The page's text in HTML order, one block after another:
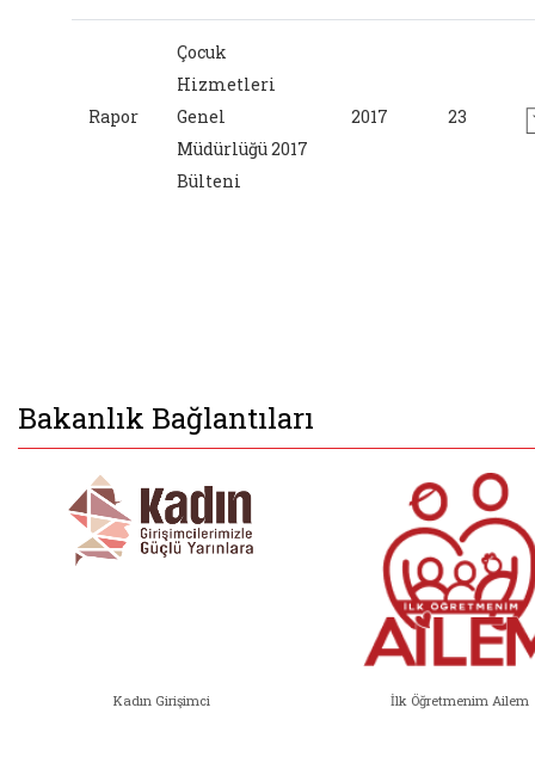
Rapor
Çocuk
Hizmetleri
Genel
Müdürlüğü 2017
Bülteni
2017 23
Bakanlık Bağlantıları
Kadın Girişimci İlk Öğretmenim Ailem